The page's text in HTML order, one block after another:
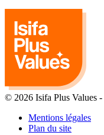
© 2026 Isifa Plus Values -
Mentions légales
Plan du site